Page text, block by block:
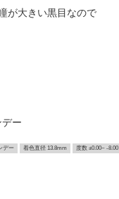
が大きい黒目なので
ー
デー 着色直径 13.8mm 度数 ±0.00~ -8.00